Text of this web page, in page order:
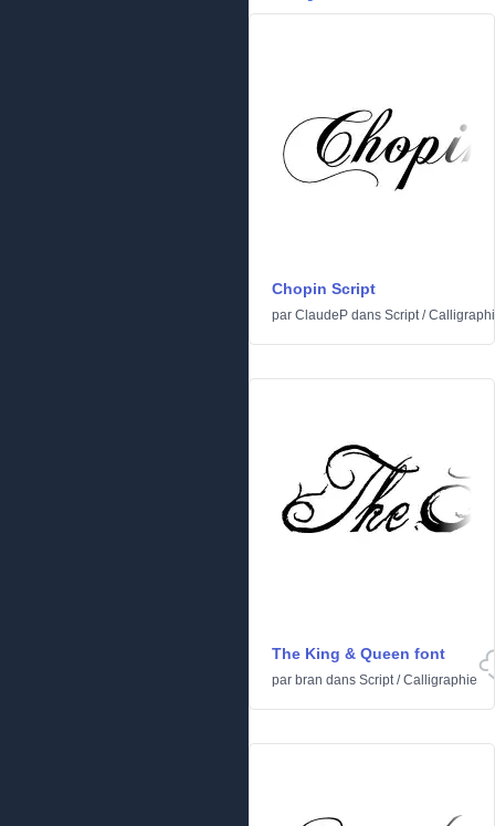
Chopin Script
par ClaudeP dans Script/
The King & Queen font
par bran dans Script/Calligraphie